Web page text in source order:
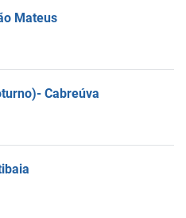
Mateus
Cabreúva